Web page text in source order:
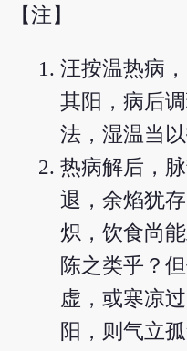
【注】
汪按温热病
其阳，病后
法，湿温当
热病解后，
退，余焰犹
炽，饮食尚
陈之类乎？
虚，或寒凉
阳，则气立